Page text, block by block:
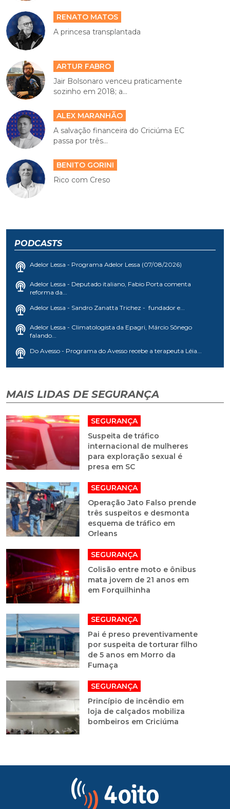
RENATO MATOS
A princesa transplantada
ARTUR FABRO
Jair Bolsonaro venceu praticamente
sozinho em 2018; a...
ALEX MARANHÃO
A salvação financeira do Criciúma EC
passa por três...
BENITO GORINI
Rico com Creso
PODCASTS
Adelor Lessa - Programa Adelor Lessa (07/08/2026)
Adelor Lessa - Deputado italiano, Fabio Porta comenta
reforma da...
Adelor Lessa - Sandro Zanatta Trichez - fundador e...
Adelor Lessa - Climatologista da Epagri, Márcio Sônego
falando...
Do Avesso - Programa do Avesso recebe a terapeuta Léia...
MAIS LIDAS DE SEGURANÇA
SEGURANÇA
Suspeita de tráfico
internacional de mulheres
para exploração sexual é
presa em SC
SEGURANÇA
Operação Jato Falso prende
três suspeitos e desmonta
esquema de tráfico em
Orleans
SEGURANÇA
Colisão entre moto e ônibus
mata jovem de 21 anos em
em Forquilhinha
SEGURANÇA
Pai é preso preventivamente
por suspeita de torturar filho
de 5 anos em Morro da
Fumaça
SEGURANÇA
Princípio de incêndio em
loja de calçados mobiliza
bombeiros em Criciúma